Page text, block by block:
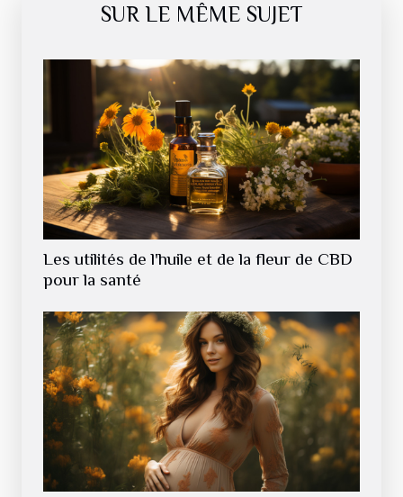
SUR LE MÊME SUJET
Les utilités de l'huile et de la fleur de CBD
pour la santé